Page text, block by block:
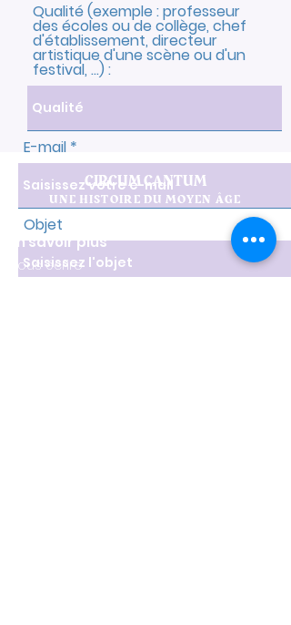
Qualité (exemple : professeur
des écoles ou de collège, chef
d'établissement, directeur
artistique d'une scène ou d'un
festival, ...) :
E-mail
Objet
CIRCUM CANTUM
UNE HISTOIRE DU MOYEN ÂGE
En savoir plus
Nous écrire